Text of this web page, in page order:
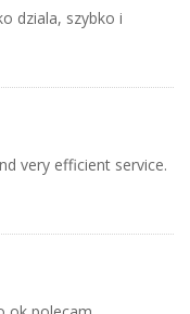
dziala, szybko i
very efficient service.